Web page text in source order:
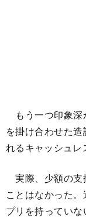
もう一つ印象深
を掛け合わせた
れるキャッシュレ
実際、少額の支
ことはなかった
プリを持ってい